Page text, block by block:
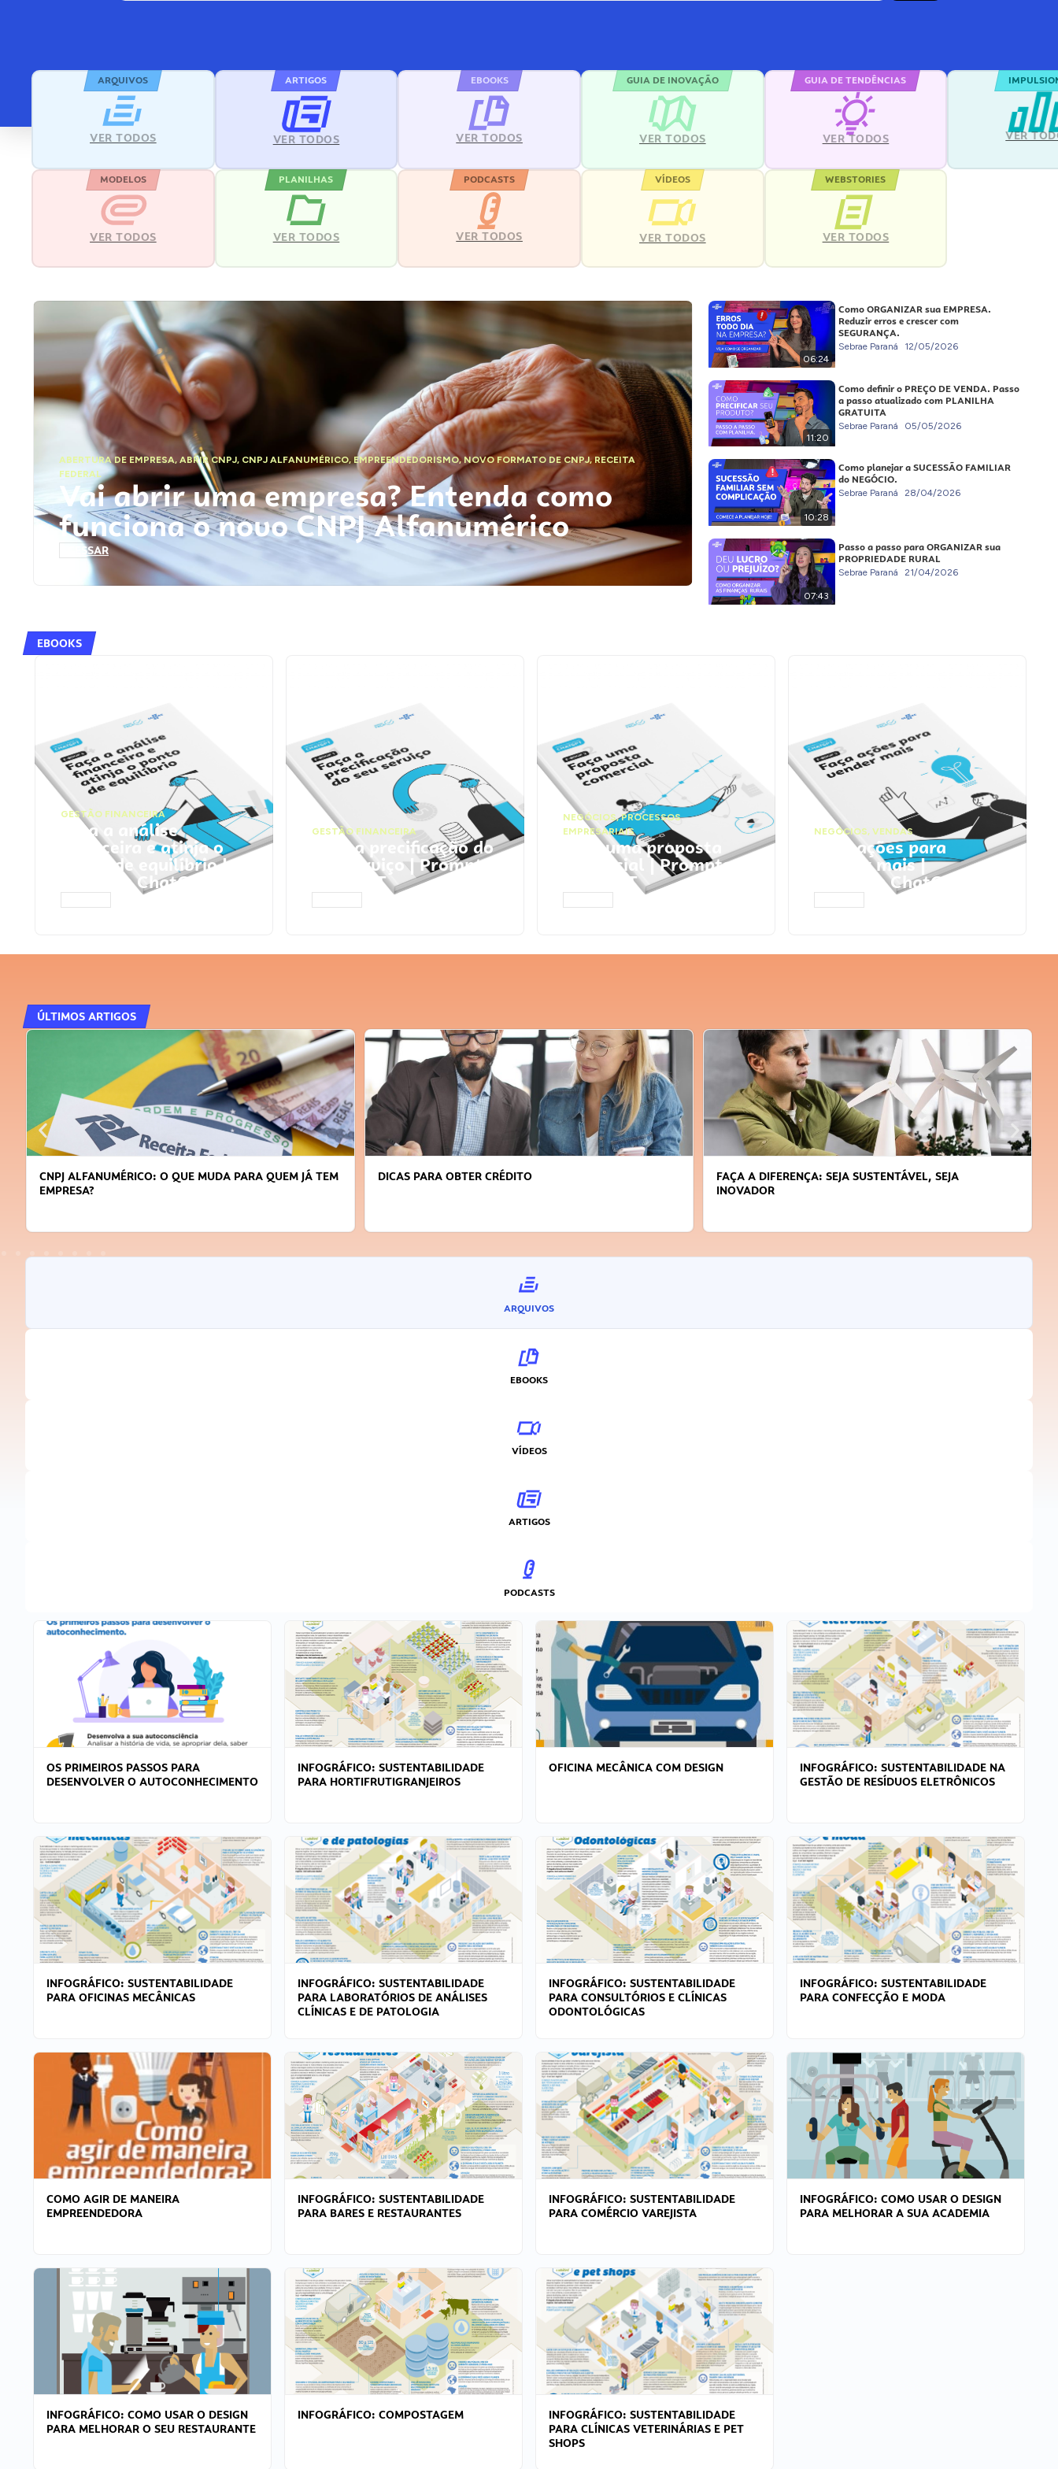
ARQUIVOS
VER TODOS
ARTIGOS
VER TODOS
EBOOKS
VER TODOS
GUIA DE INOVAÇÃO
VER TODOS
GUIA DE TENDÊNCIAS
VER TODOS VER
MODELOS
VER TODOS
PLANILHAS
VER TODOS
PODCASTS
VER TODOS
VÍDEOS
VER TODOS
WEBSTORIES
VER TODOS
ABERTURA DE EMPRESA,ABRIR CNPJ, CNPJ ALFANUMÉRICO, EMPREENDEDORISMO,NOVO FORMATO DE CNPJ,RECEITA
FEDERAL
Vai abrir uma empresa? Entenda como
funciona o novo CNPJ Alfanumérico
ACESSAR
06:24
Como ORGANIZAR sua EMPRESA.
Reduzir erros e crescer com
SEGURANÇA.
Sebrae Paraná 12/05/2026
11:20
Como definir o PREÇO DE VENDA. Passo
a passo atualizado com PLANILHA
GRATUITA
Sebrae Paraná 05/05/2026
10:28
Como planejar a SUCESSÃO FAMILIAR
do NEGÓCIO.
Sebrae Paraná 28/04/2026
07:43
Passo a passo para ORGANIZAR sua
PROPRIEDADE RURAL
Sebrae Paraná 21/04/2026
EBOOKS
GESTÃO FINANCEIRA
Faça a análise
financeira e atinja o
ponto de equilíbrio |
Prompts ChatGPT
GESTÃO FINANCEIRA
Faça a precificação do
seu serviço | Prompts
ChatGPT
NEGÓCIOS,PROCESSOS
EMPRESARIAIS
Faça uma proposta
comercial | Prompts
ChatGPT
NEGÓCIOS, VENDAS
Faça ações para
vender mais |
Prompts ChatGPT
ÚLTIMOS ARTIGOS
DICAS PARA OBTER CRÉDITO
FAÇA A DIFERENÇA: SEJA SUSTENTÁVEL, SEJA
APRENDA A GERENCIAR O SEU TEMPO
ARQUIVOS
EBOOKS
VÍDEOS
ARTIGOS
PODCASTS
OS PRIMEIROS PASSOS PARA
DESENVOLVER O AUTOCONHECIMENTO
INFOGRÁFICO: SUSTENTABILIDADE
PARA HORTIFRUTIGRANJEIROS
OFICINA MECÂNICA COM DESIGN
INFOGRÁFICO: SUSTENTABILIDADE NA
GESTÃO DE RESÍDUOS ELETRÔNICOS
INFOGRÁFICO: SUSTENTABILIDADE
PARA OFICINAS MECÂNICAS
INFOGRÁFICO: SUSTENTABILIDADE
PARA LABORATÓRIOS DE ANÁLISES
CLÍNICAS E DE PATOLOGIA
INFOGRÁFICO: SUSTENTABILIDADE
PARA CONSULTÓRIOS E CLÍNICAS
ODONTOLÓGICAS
INFOGRÁFICO: SUSTENTABILIDADE
PARA CONFECÇÃO E MODA
COMO AGIR DE MANEIRA
EMPREENDEDORA
INFOGRÁFICO: SUSTENTABILIDADE
PARA BARES E RESTAURANTES
INFOGRÁFICO: SUSTENTABILIDADE
PARA COMÉRCIO VAREJISTA
INFOGRÁFICO: COMO USAR O DESIGN
PARA MELHORAR A SUA ACADEMIA
INFOGRÁFICO: COMO USAR O DESIGN
PARA MELHORAR O SEU RESTAURANTE
INFOGRÁFICO: COMPOSTAGEM
INFOGRÁFICO: SUSTENTABILIDADE
PARA CLÍNICAS VETERINÁRIAS E PET
SHOPS